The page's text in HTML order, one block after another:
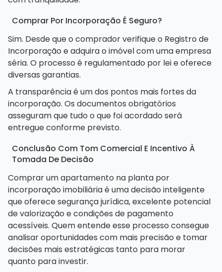
Comprar Por Incorporação É Seguro?
Sim. Desde que o comprador verifique o Registro de
Incorporação e adquira o imóvel com uma empresa
séria. O processo é regulamentado por lei e oferece
diversas garantias.
A transparência é um dos pontos mais fortes da
incorporação. Os documentos obrigatórios
asseguram que tudo o que foi acordado será
entregue conforme previsto.
Conclusão Com Tom Comercial E Incentivo À
Tomada De Decisão
Comprar um apartamento na planta por
incorporação imobiliária é uma decisão inteligente
que oferece segurança jurídica, excelente potencial
de valorização e condições de pagamento
acessíveis. Quem entende esse processo consegue
analisar oportunidades com mais precisão e tomar
decisões mais estratégicas tanto para morar
quanto para investir.